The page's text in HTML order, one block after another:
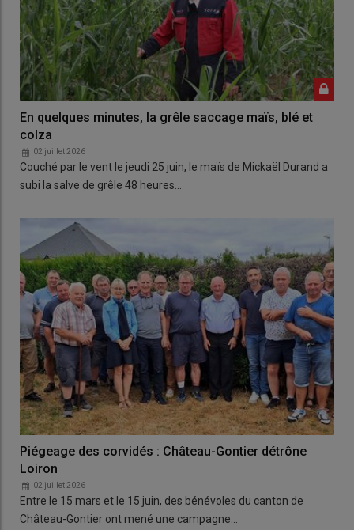
En quelques minutes, la grêle saccage maïs, blé et
colza
02 juillet 2026
Couché par le vent le jeudi 25 juin, le maïs de Mickaël Durand a
subi la salve de grêle 48 heures…
Piégeage des corvidés : Château-Gontier détrône
Loiron
02 juillet 2026
Entre le 15 mars et le 15 juin, des bénévoles du canton de
Château-Gontier ont mené une campagne…